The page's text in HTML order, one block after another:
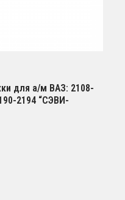
для а/м ВАЗ: 2108-
2194 “СЭВИ-